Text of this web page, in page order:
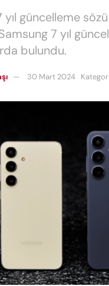
güncelleme sözü
7 yıl
bulundu.
30 Mart 2024